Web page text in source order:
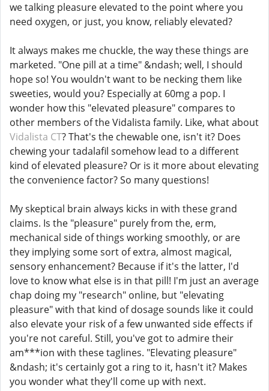
we talking pleasure elevated to the point where you
need oxygen, or just, you know, reliably elevated?
It always makes me chuckle, the way these things are
marketed. "One pill at a time" &ndash; well, I should
hope so! You wouldn't want to be necking them like
sweeties, would you? Especially at 60mg a pop. I
wonder how this "elevated pleasure" compares to
other members of the Vidalista family. Like, what about
Vidalista CT? That's the chewable one, isn't it? Does
chewing your tadalafil somehow lead to a different
kind of elevated pleasure? Or is it more about elevating
the convenience factor? So many questions!
My skeptical brain always kicks in with these grand
claims. Is the "pleasure" purely from the, erm,
mechanical side of things working smoothly, or are
they implying some sort of extra, almost magical,
sensory enhancement? Because if it's the latter, I'd
love to know what else is in that pill! I'm just an average
chap doing my "research" online, but "elevating
pleasure" with that kind of dosage sounds like it could
also elevate your risk of a few unwanted side effects if
you're not careful. Still, you've got to admire their
am***ion with these taglines. "Elevating pleasure"
&ndash; it's certainly got a ring to it, hasn't it? Makes
you wonder what they'll come up with next.